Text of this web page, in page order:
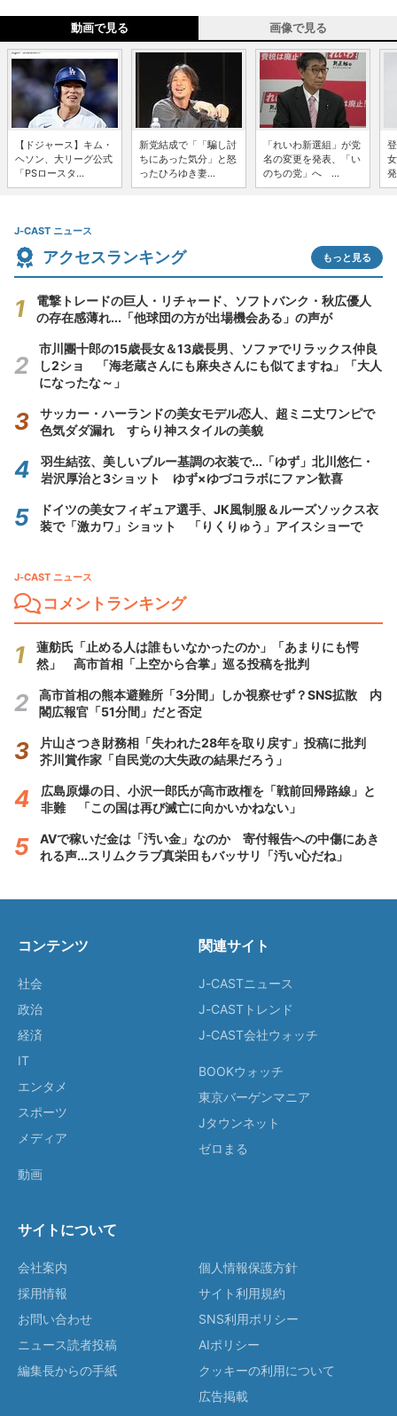
動画で見る 画像で見る
【ドジャース】キム・
ヘソン、大リーグ公式
「PSロースタ...
新党結成で「「騙し討
ちにあった気分」と怒
ったひろゆき妻...
「れいわ新選組」が党
名の変更を発表、「い
のちの党」へ ...
J-CAST ニュース
アクセスランキング もっと見る
電撃トレードの巨人・リチャード、ソフトバンク・秋広優人
の存在感薄れ...「他球団の方が出場機会ある」の声が
市川團十郎の15歳長女＆13歳長男、ソファでリラックス仲良
し2ショ 「海老蔵さんにも麻央さんにも似てますね」「大人
になったな～」
サッカー・ハーランドの美女モデル恋人、超ミニ丈ワンピで
色気ダダ漏れ すらり神スタイルの美貌
羽生結弦、美しいブルー基調の衣装で...「ゆず」北川悠仁・
岩沢厚治と3ショット ゆず×ゆづコラボにファン歓喜
ドイツの美女フィギュア選手、JK風制服＆ルーズソックス衣
装で「激カワ」ショット 「りくりゅう」アイスショーで
J-CAST ニュース
コメントランキング
蓮舫氏「止める人は誰もいなかったのか」「あまりにも愕
然」 高市首相「上空から合掌」巡る投稿を批判
高市首相の熊本避難所「3分間」しか視察せず？SNS拡散 内
閣広報官「51分間」だと否定
片山さつき財務相「失われた28年を取り戻す」投稿に批判
芥川賞作家「自民党の大失政の結果だろう」
広島原爆の日、小沢一郎氏が高市政権を「戦前回帰路線」と
非難 「この国は再び滅亡に向かいかねない」
AVで稼いだ金は「汚い金」なのか 寄付報告への中傷にあき
れる声...スリムクラブ真栄田もバッサリ「汚い心だね」
コンテンツ
社会
政治
経済
IT
エンタメ
スポーツ
メディア
動画
関連サイト
J-CASTニュース
J-CASTトレンド
J-CAST会社ウォッチ
BOOKウォッチ
東京バーゲンマニア
Jタウンネット
ゼロまる
サイトについて
会社案内
採用情報
お問い合わせ
ニュース読者投稿
編集長からの手紙
個人情報保護方針
サイト利用規約
SNS利用ポリシー
AIポリシー
クッキーの利用について
広告掲載